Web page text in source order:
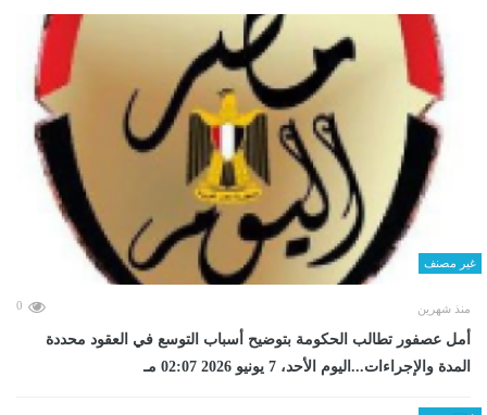
غير مصنف
منذ شهرين 0
أمل عصفور تطالب الحكومة بتوضيح أسباب التوسع في العقود محددة
المدة والإجراءات...اليوم الأحد، 7 يونيو 2026 02:07 مـ